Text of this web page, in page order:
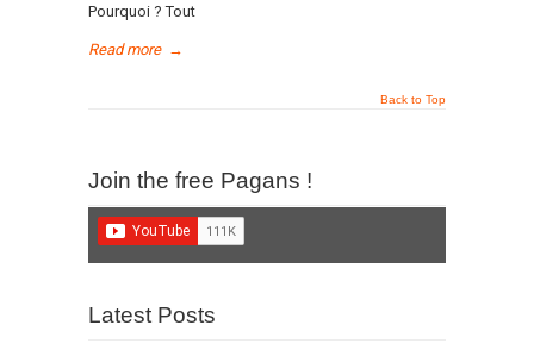
Pourquoi ? Tout
Read more →
Back to Top
Join the free Pagans !
Latest Posts